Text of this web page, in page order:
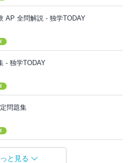
AP 全問解説 - 独学TODAY
- 独学TODAY
問題集
と見る